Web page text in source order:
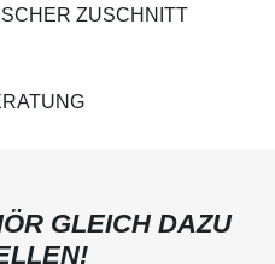
ZUSCHNITT
GLEICH DAZU